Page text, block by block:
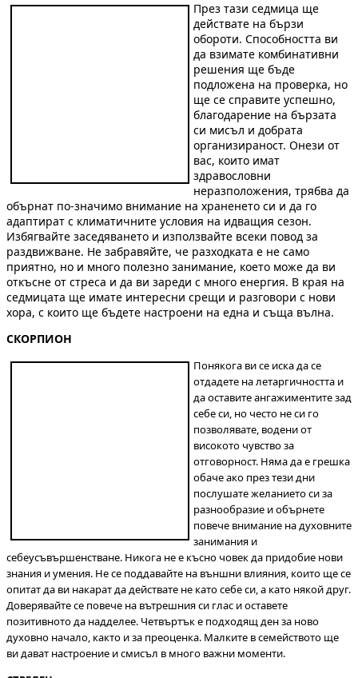
През тази седмица ще
действате на бързи
обороти. Способността ви
да взимате комбинативни
решения ще бъде
подложена на проверка, но
ще се справите успешно,
благодарение на бързата
си мисъл и добрата
организираност. Онези от
вас, които имат
здравословни
неразположения, трябва да
обърнат по-значимо внимание на храненето си и да го
адаптират с климатичните условия на идващия сезон.
Избягвайте заседяването и използвайте всеки повод за
раздвижване. Не забравяйте, че разходката е не само
приятно, но и много полезно занимание, което може да ви
откъсне от стреса и да ви зареди с много енергия. В края на
седмицата ще имате интересни срещи и разговори с нови
хора, с които ще бъдете настроени на една и съща вълна.
СКОРПИОН
Понякога ви се иска да се
отдадете на летаргичността и
да оставите ангажиментите зад
себе си, но често не си го
позволявате, водени от
високото чувство за
отговорност. Няма да е грешка
обаче ако през тези дни
послушате желанието си за
разнообразие и обърнете
повече внимание на духовните
занимания и
себеусъвършенстване. Никога не е късно човек да придобие нови
знания и умения. Не се поддавайте на външни влияния, които ще се
опитат да ви накарат да действате не като себе си, а като някой друг.
Доверявайте се повече на вътрешния си глас и оставете
позитивното да надделее. Четвъртък е подходящ ден за ново
духовно начало, както и за преоценка. Малките в семейството ще
ви дават настроение и смисъл в много важни моменти.